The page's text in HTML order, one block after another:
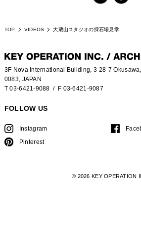
TOP VIDEOS 大蔵山スタジオの採石場見学
3F Nova International Building, 3-28-7
0083, JAPAN
T 03-6421-9088 / F 03-6421-9087
FOLLOW US
Instagram
Pinterest
© 2026 KEY OPERATION